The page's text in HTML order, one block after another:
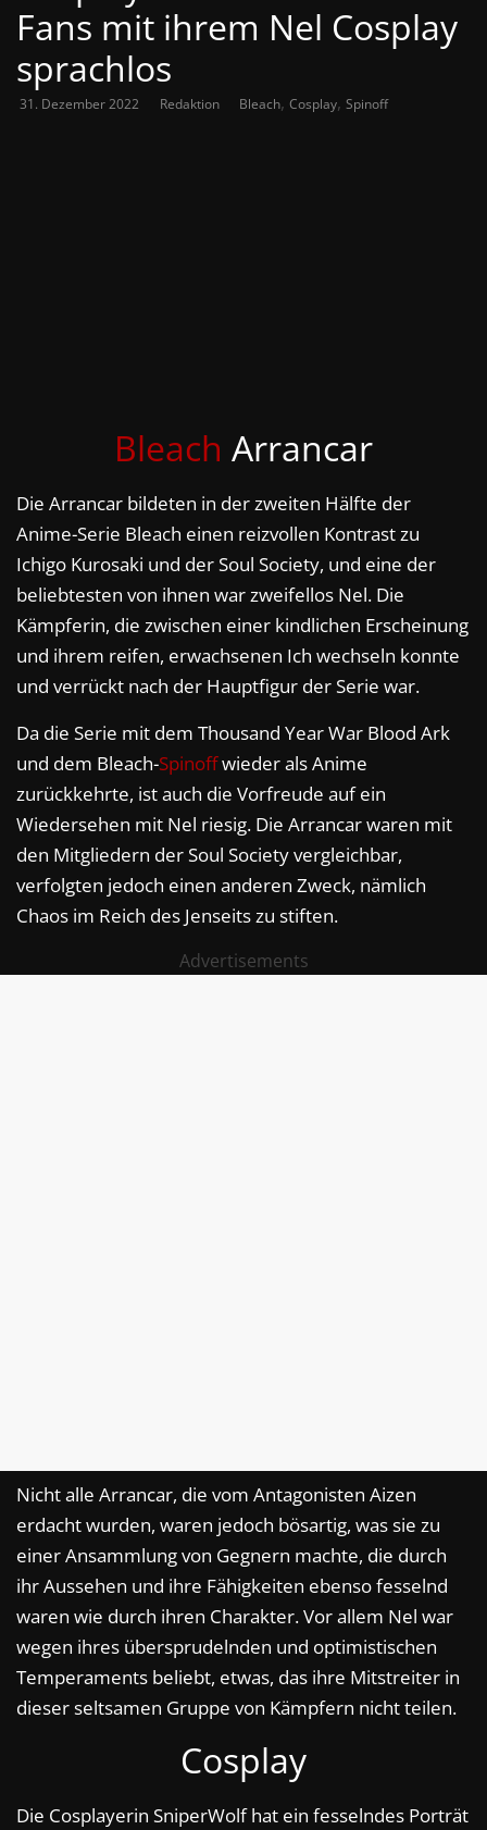
Fans mit ihrem Nel Cosplay
sprachlos
31. Dezember 2022 Redaktion Bleach, Cosplay, Spinoff
Bleach Arrancar
Die Arrancar bildeten in der zweiten Hälfte der
Anime-Serie Bleach einen reizvollen Kontrast zu
Ichigo Kurosaki und der Soul Society, und eine der
beliebtesten von ihnen war zweifellos Nel. Die
Kämpferin, die zwischen einer kindlichen Erscheinung
und ihrem reifen, erwachsenen Ich wechseln konnte
und verrückt nach der Hauptfigur der Serie war.
Da die Serie mit dem Thousand Year War Blood Ark
und dem Bleach-Spinoffwieder als Anime
zurückkehrte, ist auch die Vorfreude auf ein
Wiedersehen mit Nel riesig. Die Arrancar waren mit
den Mitgliedern der Soul Society vergleichbar,
verfolgten jedoch einen anderen Zweck, nämlich
Chaos im Reich des Jenseits zu stiften.
Advertisements
Nicht alle Arrancar, die vom Antagonisten Aizen
erdacht wurden, waren jedoch bösartig, was sie zu
einer Ansammlung von Gegnern machte, die durch
ihr Aussehen und ihre Fähigkeiten ebenso fesselnd
waren wie durch ihren Charakter. Vor allem Nel war
wegen ihres übersprudelnden und optimistischen
Temperaments beliebt, etwas, das ihre Mitstreiter in
dieser seltsamen Gruppe von Kämpfern nicht teilen.
Cosplay
Die Cosplayerin SniperWolf hat ein fesselndes Porträt